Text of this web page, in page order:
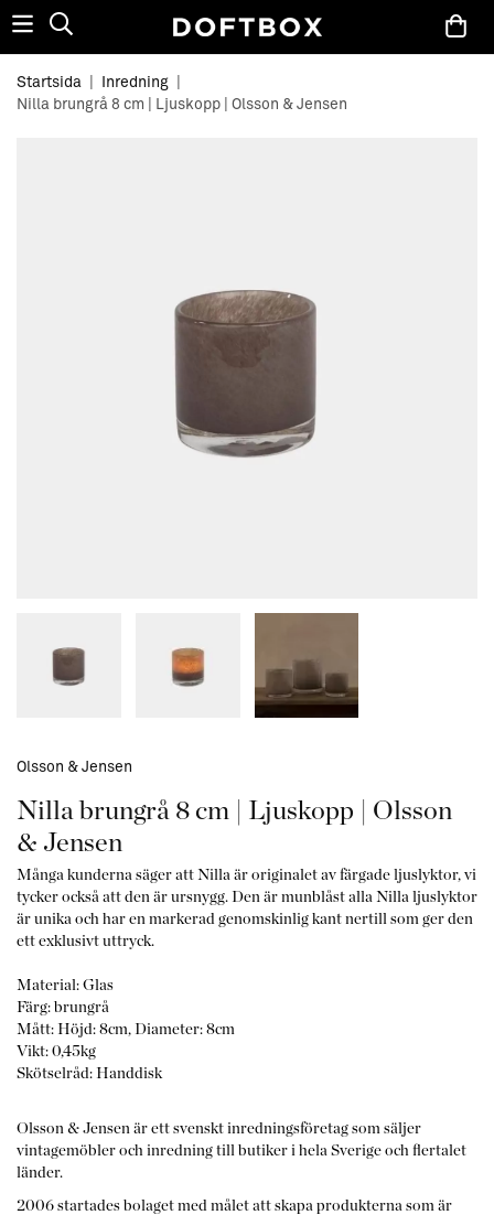
Startsida Inredning
Nilla brungrå 8 cm | Ljuskopp | Olsson & Jensen
Olsson & Jensen
Nilla brungrå 8 cm | Ljuskopp | Olsson
& Jensen
Många kunderna säger att Nilla är originalet av färgade ljuslyktor, vi
tycker också att den är ursnygg. Den är munblåst alla Nilla ljuslyktor
är unika och har en markerad genomskinlig kant nertill som ger den
ett exklusivt uttryck.
Material: Glas
Färg: brungrå
Mått: Höjd: 8cm, Diameter: 8cm
Vikt: 0,45kg
Skötselråd: Handdisk
Olsson & Jensen är ett svenskt inredningsföretag som säljer
vintagemöbler och inredning till butiker i hela Sverige och flertalet
länder.
2006 startades bolaget med målet att skapa produkterna som är